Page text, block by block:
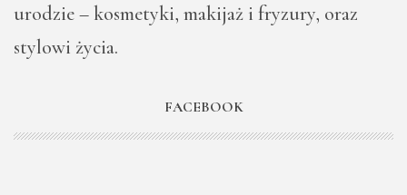
urodzie – kosmetyki, makijaż i fryzury, oraz
stylowi życia.
FACEBOOK